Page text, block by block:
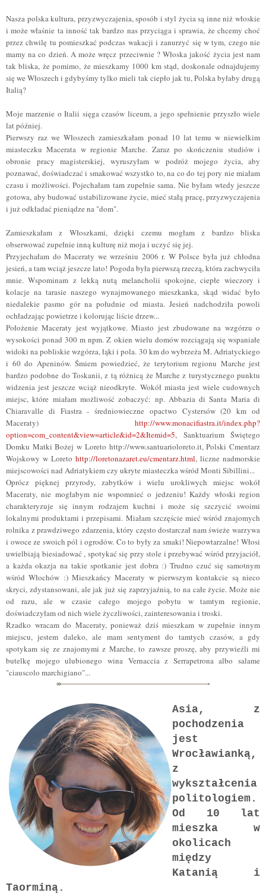
Nasza polska kultura, przyzwyczajenia, sposób i styl życia są inne niż włoskie
i może właśnie ta inność tak bardzo nas przyciąga i sprawia, że chcemy choć
przez chwilę tu pomieszkać podczas wakacji i zanurzyć się w tym, czego nie
mamy na co dzień. A może wręcz przeciwnie ? Włoska jakość życia jest nam
tak bliska, że pomimo, że mieszkamy 1000 km stąd, doskonale odnajdujemy
się we Włoszech i gdybyśmy tylko mieli tak ciepło jak tu, Polska byłaby drugą
Italią?
Moje marzenie o Italii sięga czasów liceum, a jego spełnienie przyszło wiele
lat później.
Pierwszy raz we Włoszech zamieszkałam ponad 10 lat temu w niewielkim
miasteczku Macerata w regionie Marche. Zaraz po skończeniu studiów i
obronie pracy magisterskiej, wyruszyłam w podróż mojego życia, aby
poznawać, doświadczać i smakować wszystko to, na co do tej pory nie miałam
czasu i możliwości. Pojechałam tam zupełnie sama. Nie byłam wtedy jeszcze
gotowa, aby budować ustabilizowane życie, mieć stałą pracę, przyzwyczajenia
i już odkładać pieniądze na "dom".
Zamieszkałam z Włoszkami, dzięki czemu mogłam z bardzo bliska
obserwować zupełnie inną kulturę niż moja i uczyć się jej.
Przyjechałam do Maceraty we wrześniu 2006 r. W Polsce była już chłodna
jesień, a tam wciąż jeszcze lato! Pogoda była pierwszą rzeczą, która zachwyciła
mnie. Wspominam z lekką nutą melancholii spokojne, ciepłe wieczory i
kolacje na tarasie naszego wynajmowanego mieszkanka, skąd widać było
niedalekie pasmo gór na południe od miasta. Jesień nadchodziła powoli
ochładzając powietrze i kolorując liście drzew...
Położenie Maceraty jest wyjątkowe. Miasto jest zbudowane na wzgórzu o
wysokości ponad 300 m npm. Z okien wielu domów rozciągają się wspaniałe
widoki na pobliskie wzgórza, łąki i pola. 30 km do wybrzeża M. Adriatyckiego
i 60 do Apeninów. Śmiem powiedzieć, że terytorium regionu Marche jest
bardzo podobne do Toskanii, z tą różnicą że Marche z turystycznego punktu
widzenia jest jeszcze wciąż nieodkryte. Wokół miasta jest wiele cudownych
miejsc, które miałam możliwość zobaczyć: np. Abbazia di Santa Maria di
Chiaravalle di Fiastra - średniowieczne opactwo Cystersów (20 km od
Maceraty) http://www.monacifiastra.it/index.php?
option=com_content&view=article&id=2&Itemid=5, Sanktuarium Świętego
Domku Matki Bożej w Loreto http://www.santuarioloreto.it, Polski Cmentarz
Wojskowy w Loreto http://loretonazaret.eu/cmentarz.html, liczne nadmorskie
miejscowości nad Adriatykiem czy ukryte miasteczka wśród Monti Sibillini...
Oprócz pięknej przyrody, zabytków i wielu urokliwych miejsc wokół
Maceraty, nie mogłabym nie wspomnieć o jedzeniu! Każdy włoski region
charakteryzuje się innym rodzajem kuchni i może się szczycić swoimi
lokalnymi produktami i przepisami. Miałam szczęście mieć wśród znajomych
rolnika z prawdziwego zdarzenia, który często dostarczał nam świeże warzywa
i owoce ze swoich pól i ogrodów. Co to były za smaki! Niepowtarzalne! Włosi
uwielbiają biesiadować , spotykać się przy stole i przebywać wśród przyjaciół,
a każda okazja na takie spotkanie jest dobra :) Trudno czuć się samotnym
wśród Włochów :) Mieszkańcy Maceraty w pierwszym kontakcie są nieco
skryci, zdystansowani, ale jak już się zaprzyjaźnią, to na całe życie. Może nie
od razu, ale w czasie całego mojego pobytu w tamtym regionie,
doświadczyłam od nich wiele życzliwości, zainteresowania i troski.
Rzadko wracam do Maceraty, ponieważ dziś mieszkam w zupełnie innym
miejscu, jestem daleko, ale mam sentyment do tamtych czasów, a gdy
spotykam się ze znajomymi z Marche, to zawsze proszę, aby przywieźli mi
butelkę mojego ulubionego wina Vernaccia z Serrapetrona albo salame
"ciauscolo marchigiano"...
Asia, z
pochodzenia
jest
Wrocławianką,
z
wykształcenia
politologiem.
Od 10 lat
mieszka w
okolicach
między
Katanią i
Taorminą.